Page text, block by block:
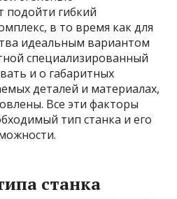
подойти гибкий
в то время как для
идеальным вариантом
специализированный
и о габаритных
деталей и материалах,
Все эти факторы
тип станка и его
станка